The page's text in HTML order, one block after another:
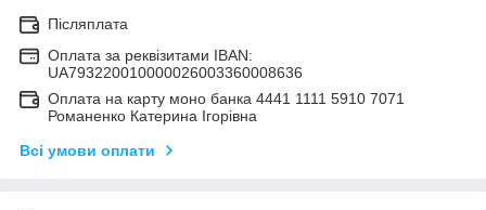
Післяплата
Оплата за реквізитами IBAN:
UA793220010000026003360008636
Оплата на карту моно банка 4441 1111 5910 7071
Романенко Катерина Ігорівна
Всі умови оплати